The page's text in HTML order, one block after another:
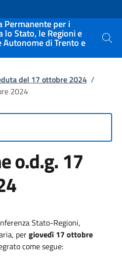
Permanente per i
Stato, le Regioni e
Autonome di Trento e Cerca
del 17 ottobre 2024 /
2024
o.d.g. 17
Stato-Regioni,
pergiovedì 17 ottobre
come segue: